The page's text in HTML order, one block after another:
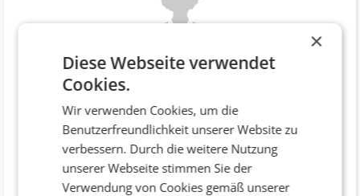
Name
E-Mail
petra.ossmann@kronehit.at
Funktion
Marketing-, Event-, PR-Leitung
×
Diese Webseite verwendet
Cookies.
Wir verwenden Cookies, um die
Benutzerfreundlichkeit unserer Website zu
verbessern. Durch die weitere Nutzung
unserer Webseite stimmen Sie der
Verwendung von Cookies gemäß unserer